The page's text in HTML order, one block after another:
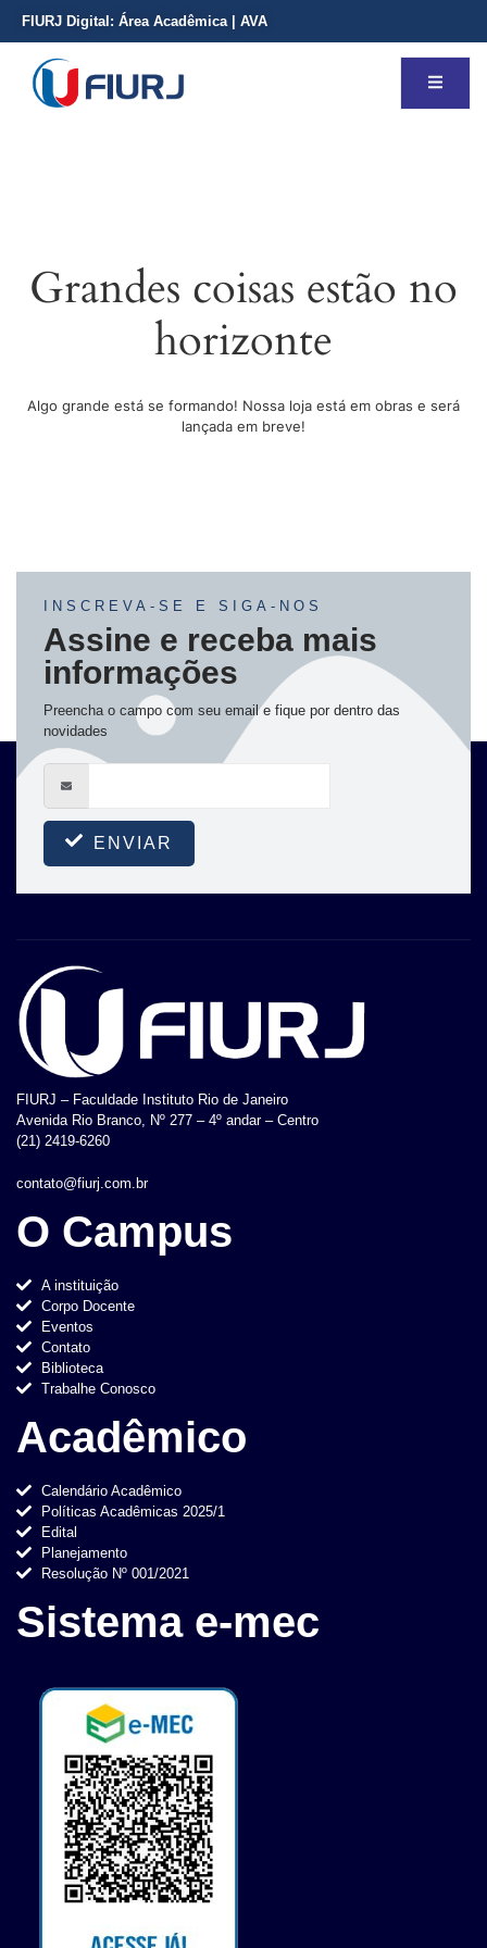
FIURJ Digital: Área Acadêmica AVA
Grandes coisas estão no
horizonte
Algo grande está se formando! Nossa loja está em obras e será
lançada em breve!
INSCREVA-SE E SIGA-NOS
Assine e receba mais
informações
Preencha o campo com seu email e fique por dentro das
novidades
ENVIAR
FIURJ – Faculdade Instituto Rio de Janeiro
Avenida Rio Branco, Nº 277 – 4º andar – Centro
(21) 2419-6260
contato@fiurj.com.br
O Campus
A instituição
Corpo Docente
Eventos
Contato
Biblioteca
Trabalhe Conosco
Acadêmico
Calendário Acadêmico
Políticas Acadêmicas 2025/1
Edital
Planejamento
Resolução Nº 001/2021
Sistema e-mec